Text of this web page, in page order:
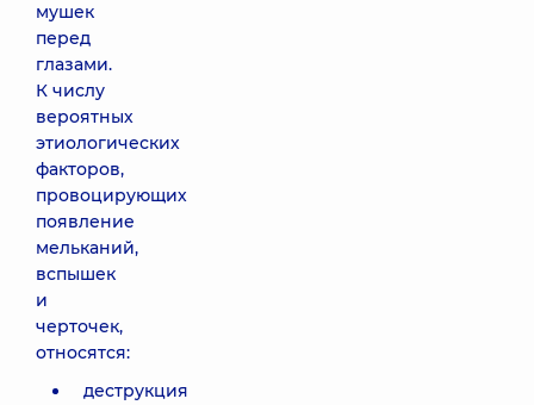
мушек
перед
глазами.
К числу
вероятных
этиологических
факторов,
провоцирующих
появление
мельканий,
вспышек
и
черточек,
относятся:
деструкция